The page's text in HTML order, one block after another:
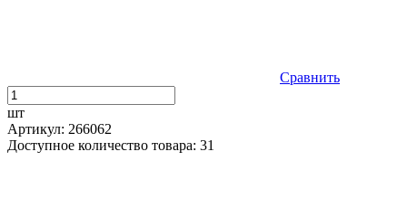
Сравнить
шт
Артикул: 266062
Доступное количество товара: 31